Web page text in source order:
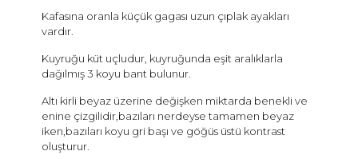
Kafasına oranla küçük gagası uzun çıplak ayakları
vardır.
Kuyruğu küt uçludur, kuyruğunda eşit aralıklarla
dağılmış 3 koyu bant bulunur.
Altı kirli beyaz üzerine değişken miktarda benekli ve
enine çizgilidir,bazıları nerdeyse tamamen beyaz
iken,bazıları koyu gri başı ve göğüs üstü kontrast
oluşturur.